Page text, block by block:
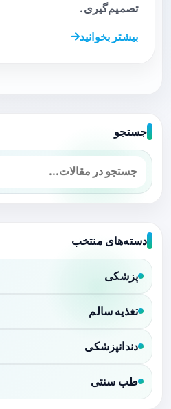
تصمیم‌گیری.
بیشتر بخوانید
جستجو
دسته‌های منتخب
پزشکی
تغذیه سالم
دندانپزشکی
طب سنتی